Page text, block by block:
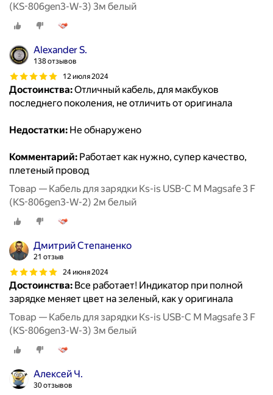
(KS-806gen3-W-3) 3м белый
Alexander S.
138 отзывов
12 июля 2024
Достоинства:Отличный кабель, для макбуков
последнего поколения, не отличить от оригинала
Недостатки: Не обнаружено
Комментарий: Работает как нужно, супер качество,
плетеный провод
Товар — Кабель для зарядки Ks-is USB-C M Magsafe 3 F
(KS-806gen3-W-2) 2м белый
Дмитрий Степаненко
21 отзыв
24 июня 2024
Достоинства: Все работает! Индикатор при полной
зарядке меняет цвет на зеленый, как у оригинала
Товар — Кабель для зарядки Ks-is USB-C M Magsafe 3 F
(KS-806gen3-W-3) 3м белый
Алексей Ч.
30 отзывов